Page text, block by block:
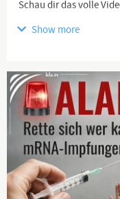
Schau dir das volle
Disclaimer: Die in
Lebensmittel,
Verfahren. Die Inhalte
Interviewgasts wider
medizinische
Informationen können
erfolgt auf eigene
https://
Show more